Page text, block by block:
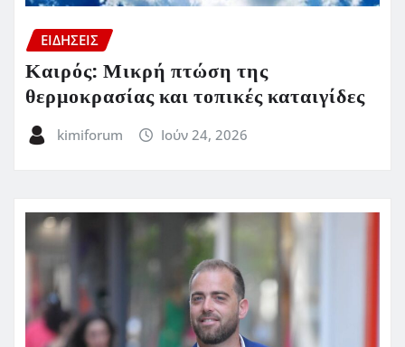
ΕΙΔΗΣΕΙΣ
Καιρός: Μικρή πτώση της
θερμοκρασίας και τοπικές καταιγίδες
kimiforum Ιούν 24, 2026